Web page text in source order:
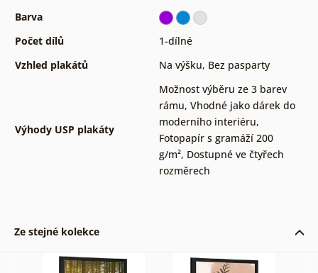
Barva
Počet dílů
1-dílné
Vzhled plakátů
Na výšku, Bez pasparty
Výhody USP plakáty
Možnost výběru ze 3 barev
rámu, Vhodné jako dárek do
moderního interiéru,
Fotopapír s gramáží 200
g/m², Dostupné ve čtyřech
rozměrech
Ze stejné kolekce